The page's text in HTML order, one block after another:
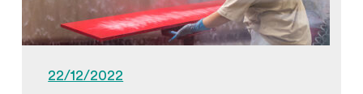
22/12/2022